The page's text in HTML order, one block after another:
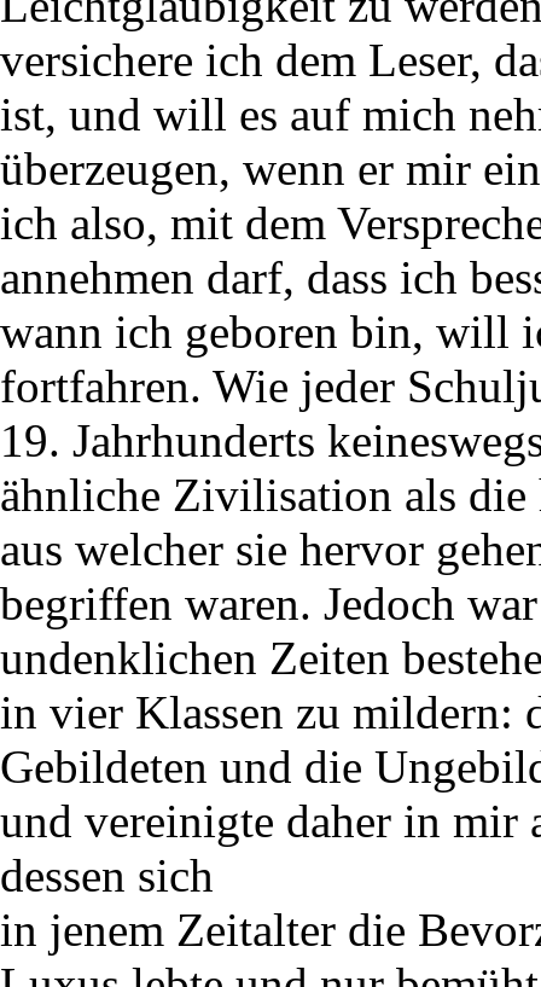
versichere ich dem Leser,
ist, und will es auf mich
überzeugen, wenn er mir
ich also, mit dem
annehmen darf, dass ich
wann ich geboren bin, will
fortfahren. Wie jeder
19. Jahrhunderts
ähnliche Zivilisation als
aus welcher sie hervor
begriffen waren. Jedoch
undenklichen Zeiten
in vier Klassen zu mildern:
Gebildeten und die
und vereinigte daher in mir
dessen sich
in jenem Zeitalter die